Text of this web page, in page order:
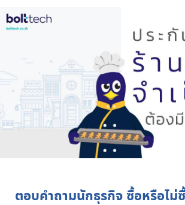
ตอบคำถามนักธุรกิจ ซื้อหรือไม่